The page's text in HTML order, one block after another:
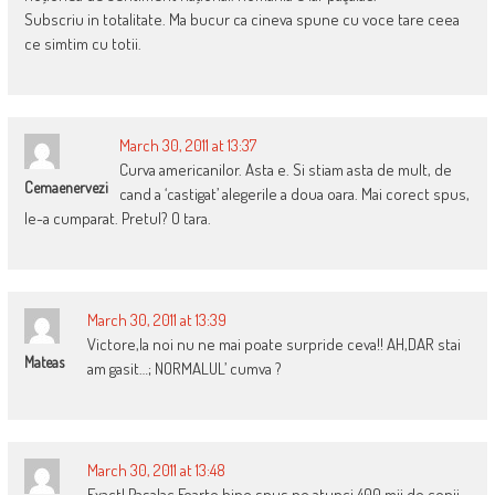
Subscriu in totalitate. Ma bucur ca cineva spune cu voce tare ceea
ce simtim cu totii.
Cemaenervezi
March 30, 2011 at 13:37
Curva americanilor. Asta e. Si stiam asta de mult, de
cand a ‘castigat’ alegerile a doua oara. Mai corect spus,
le-a cumparat. Pretul? O tara.
Mateas
March 30, 2011 at 13:39
Victore,la noi nu ne mai poate surpride ceva!! AH,DAR stai
am gasit…; NORMALUL’ cumva ?
March 30, 2011 at 13:48